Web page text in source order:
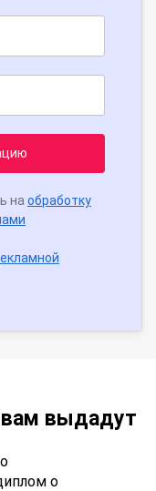
на обработку
вам выдадут
о